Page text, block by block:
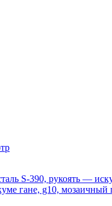
S-390, рукоять —
гане, g10,